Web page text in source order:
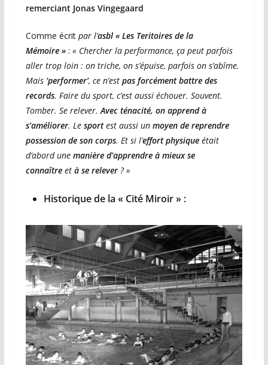
remerciant Jonas Vingegaard
Comme écrit par l’asbl « Les Teritoires de la
Mémoire » : « Chercher la performance, ça peut parfois
aller trop loin : on triche, on s’épuise, parfois on s’abîme.
Mais ‘performer’, ce n’est pas forcément battre des
records. Faire du sport, c’est aussi échouer. Souvent.
Tomber. Se relever.Avec ténacité, on apprend à
s’améliorer. Le sportest aussi un moyen de reprendre
possession de son corps. Et si l’effort physiqueétait
d’abord une manière d’apprendre à mieux se
connaître et à se relever? »
Historique de la « Cité Miroir » :